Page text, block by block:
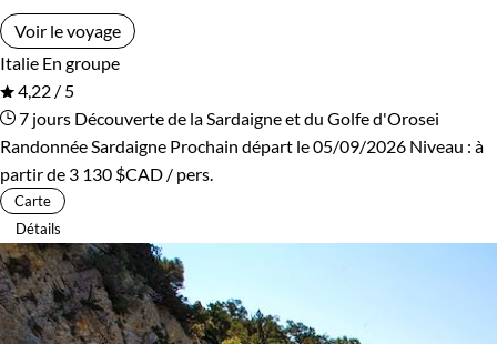
Voir le voyage
Italie En groupe
4,22 / 5
7 jours Découverte de la Sardaigne et du Golfe d'Orosei
Randonnée Sardaigne Prochain départ le 05/09/2026 Niveau : à
partir de 3 130 $CAD / pers.
Carte
Détails